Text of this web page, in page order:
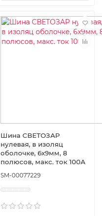
Шина СВЕТОЗАР
нулевая, в изоляц
оболочке, 6х9мм, 8
полюсов, макс. ток 100А
SM-00077229